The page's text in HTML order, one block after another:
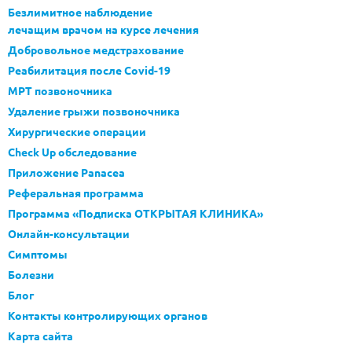
Безлимитное наблюдение
лечащим врачом на курсе лечения
Добровольное медстрахование
Реабилитация после Covid-19
МРТ позвоночника
Удаление грыжи позвоночника
Хирургические операции
Check Up обследование
Приложение Panacea
Реферальная программа
Программа «Подписка ОТКРЫТАЯ КЛИНИКА»
Онлайн-консультации
Симптомы
Болезни
Блог
Контакты контролирующих органов
Карта сайта